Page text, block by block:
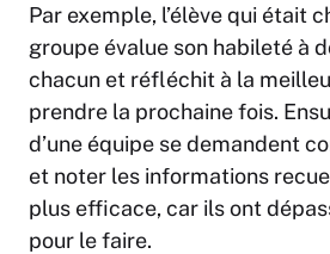
Par exemple, l’élève qui était
groupe évalue son habileté à
chacun et réfléchit à la
prendre la prochaine fois.
d’une équipe se demandent
et noter les informations
plus efficace, car ils ont
pour le faire.